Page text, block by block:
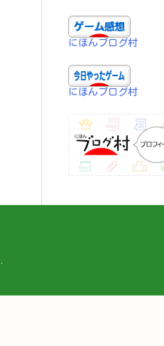
にほんブログ村
にほんブログ村